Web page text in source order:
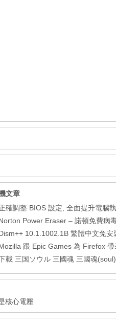
文章
確調整 BIOS 設定, 全面提升電腦
Power Eraser – 諾頓免費病毒與間
10.1.1002.1B 繁體中文免安裝，Windows 更新清理功能、
跟 Epic Games 為 Firefox 帶來
載 三国ソウル 三國魂 三國魂(soul)
核心電壓